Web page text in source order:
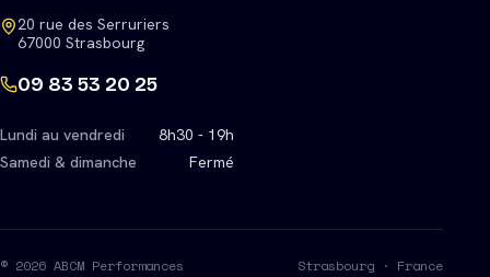
20 rue des Serruriers
67000 Strasbourg
09 83 53 20 25
Lundi au vendredi
8h30 - 19h
Samedi & dimanche
Fermé
© 2026 ABCM Performances Strasbourg · France